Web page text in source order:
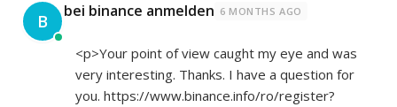
B bei binance anmelden 6 MONTHS AGO
<p>Your point of view caught my eye and was
very interesting. Thanks. I have a question for
you. https://www.binance.info/ro/register?